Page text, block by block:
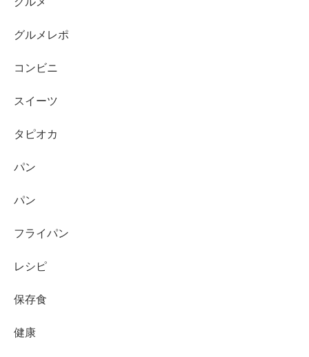
グルメレポ
コンビニ
スイーツ
タピオカ
パン
パン
フライパン
レシピ
保存食
健康